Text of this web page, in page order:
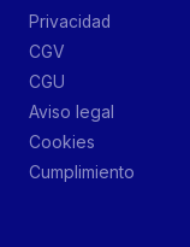
Privacidad
CGV
CGU
Aviso legal
Cookies
Cumplimiento